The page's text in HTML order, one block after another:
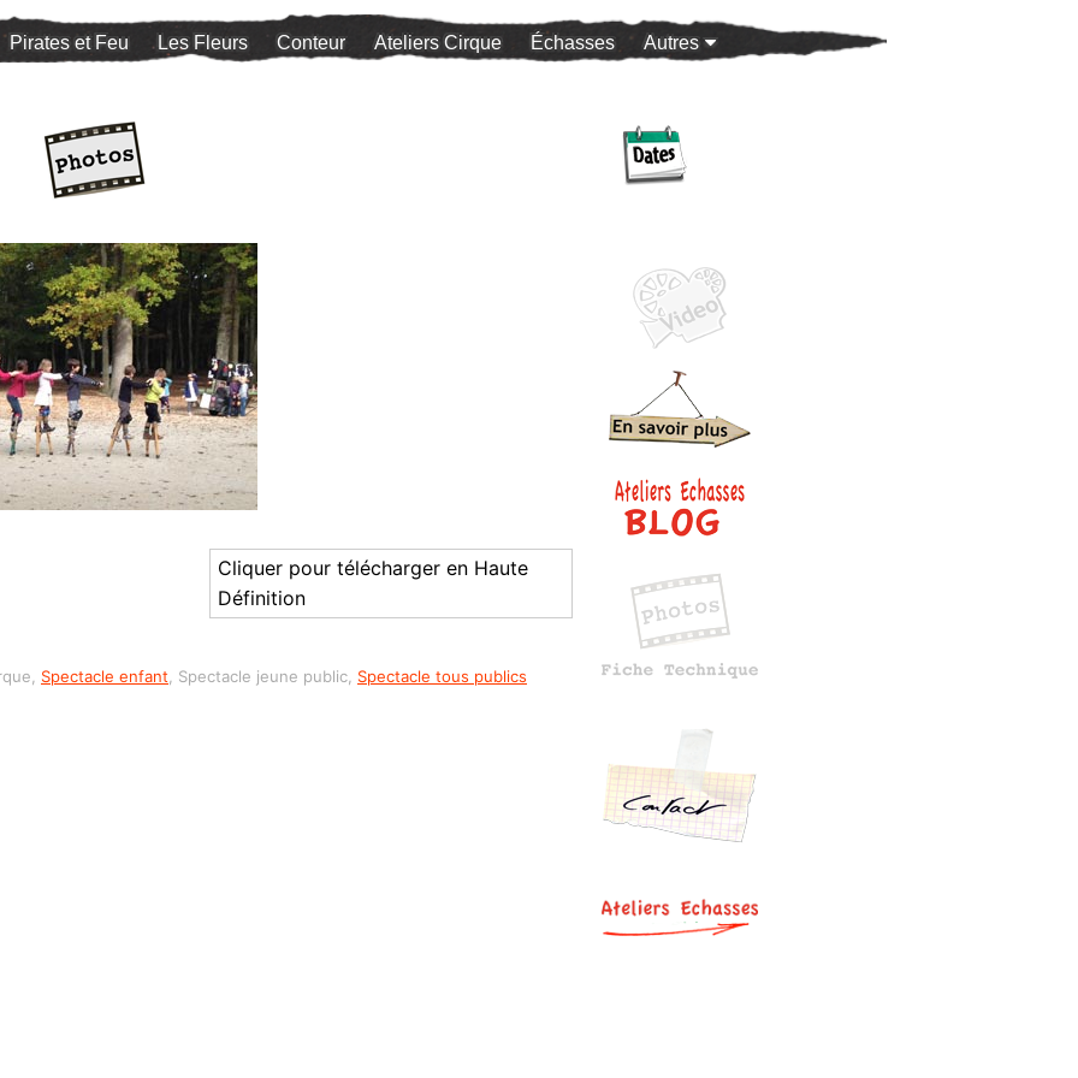
Pirates et Feu Les Fleurs Conteur Ateliers Cirque Échasses Autres
Halloween
Ehpad
PUNKS !
GRIBOUILLE et sa Fiancée
Galerie Photos
Cliquer pour télécharger en Haute
Définition
Spectacle enfant , Spectacle jeune public, Spectacle tous publics